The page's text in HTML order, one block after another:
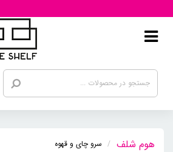
سرو چای و قهوه